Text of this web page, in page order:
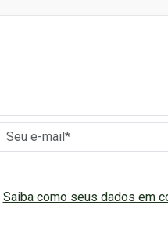
Saiba como seus dados em